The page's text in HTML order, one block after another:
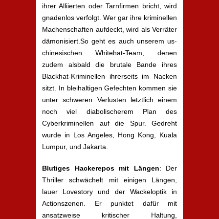
ihrer Alliierten oder Tarnfirmen bricht, wird
gnadenlos verfolgt. Wer gar ihre kriminellen
Machenschaften aufdeckt, wird als Verräter
dämonisiert.So geht es auch unserem us-
chinesischen Whitehat-Team, denen
zudem alsbald die brutale Bande ihres
Blackhat-Kriminellen ihrerseits im Nacken
sitzt. In bleihaltigen Gefechten kommen sie
unter schweren Verlusten letztlich einem
noch viel diabolischerem Plan des
Cyberkriminellen auf die Spur. Gedreht
wurde in Los Angeles, Hong Kong, Kuala
Lumpur, und Jakarta.
Blutiges Hackerepos mit Längen: Der
Thriller schwächelt mit einigen Längen,
lauer Lovestory und der Wackeloptik in
Actionszenen. Er punktet dafür mit
ansatzweise kritischer Haltung,